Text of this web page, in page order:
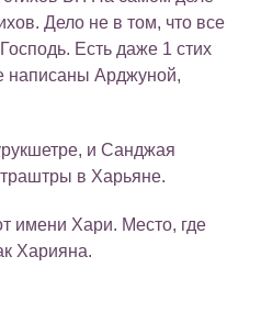
Дело не в том, что все
Есть даже 1 стих
написаны Арджуной,
и Санджая
в Харьяне.
имени Хари. Место, где
Харияна.